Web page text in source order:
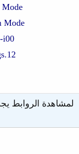
Mode
Mode
i00
12.Software fix some bugs
لمشاهدة الروابط